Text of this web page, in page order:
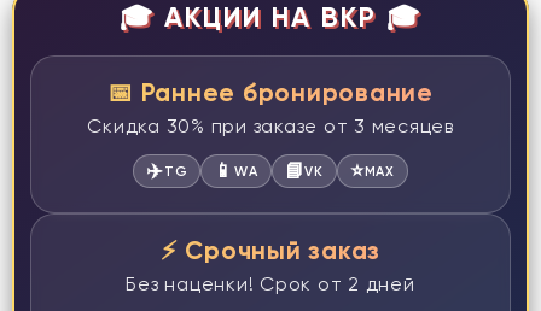
🎓 АКЦИИ НА ВКР 🎓
📅 Раннее бронирование
Скидка 30% при заказе от 3 месяцев
✈️TG 📱WA 📘VK ⭐MAX
⚡ Срочный заказ
Без наценки! Срок от 2 дней